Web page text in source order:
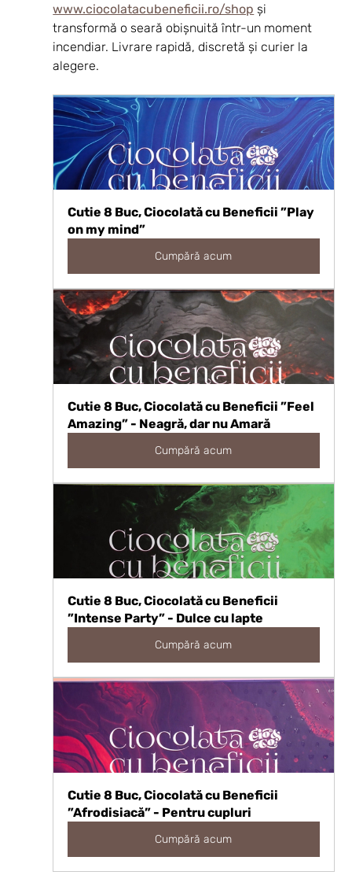
www.ciocolatacubeneficii.ro/shop și
transformă o seară obișnuită într-un moment
incendiar. Livrare rapidă, discretă și curier la
alegere.
Cutie 8 Buc, Ciocolată cu Beneficii ”Play
on my mind”
Cumpără acum
Cutie 8 Buc, Ciocolată cu Beneficii ”Feel
Amazing” - Neagră, dar nu Amară
Cumpără acum
Cutie 8 Buc, Ciocolată cu Beneficii
”Intense Party” - Dulce cu lapte
Cumpără acum
Cutie 8 Buc, Ciocolată cu Beneficii
”Afrodisiacă” - Pentru cupluri
Cumpără acum